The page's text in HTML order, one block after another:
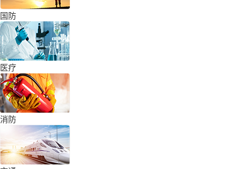
国防
医疗
消防